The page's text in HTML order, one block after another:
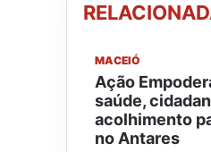
MACEIÓ
Ação
saúde,
acolhimento
no Antares